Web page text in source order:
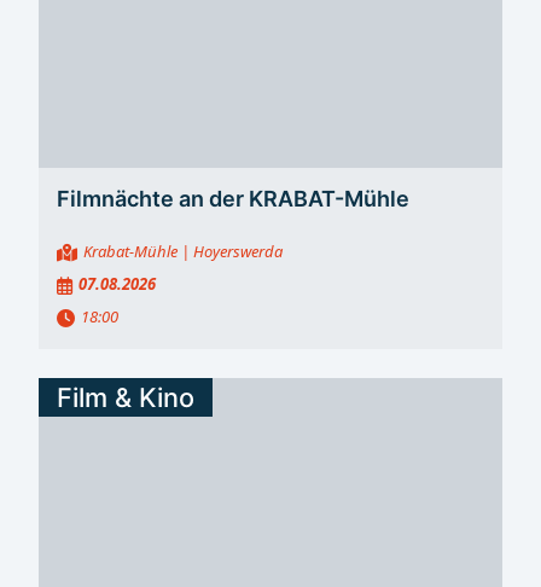
Filmnächte an der KRABAT-Mühle
Krabat-Mühle | Hoyerswerda
07.08.2026
18:00
Film & Kino